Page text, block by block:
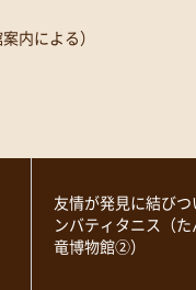
る）
友情が発見に結び
ンバティタニス（
竜博物館②）